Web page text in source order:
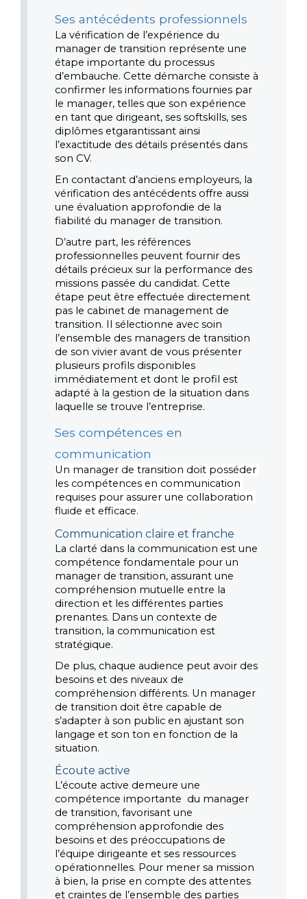
Ses antécédents professionnels
La vérification de l’expérience du
manager de transition représente une
étape importante du processus
d’embauche. Cette démarche consiste à
confirmer les informations fournies par
le manager, telles que son expérience
en tant que dirigeant, ses softskills, ses
diplômes etgarantissant ainsi
l’exactitude des détails présentés dans
son CV.
En contactant d’anciens employeurs, la
vérification des antécédents offre aussi
une évaluation approfondie de la
fiabilité du manager de transition.
D’autre part, les références
professionnelles peuvent fournir des
détails précieux sur la performance des
missions passée du candidat. Cette
étape peut être effectuée directement
pas le cabinet de management de
transition. Il sélectionne avec soin
l’ensemble des managers de transition
de son vivier avant de vous présenter
plusieurs profils disponibles
immédiatement et dont le profil est
adapté à la gestion de la situation dans
laquelle se trouve l’entreprise.
Ses compétences en
communication
Un manager de transition doit posséder
les compétences en communication
requises pour assurer une collaboration
fluide et efficace.
Communication claire et franche
La clarté dans la communication est une
compétence fondamentale pour un
manager de transition, assurant une
compréhension mutuelle entre la
direction et les différentes parties
prenantes. Dans un contexte de
transition, la communication est
stratégique.
De plus, chaque audience peut avoir des
besoins et des niveaux de
compréhension différents. Un manager
de transition doit être capable de
s’adapter à son public en ajustant son
langage et son ton en fonction de la
situation.
Écoute active
L’écoute active demeure une
compétence importante  du manager
de transition, favorisant une
compréhension approfondie des
besoins et des préoccupations de
l’équipe dirigeante et ses ressources
opérationnelles. Pour mener sa mission
à bien, la prise en compte des attentes
et craintes de l’ensemble des parties